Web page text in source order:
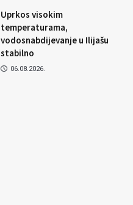
Uprkos visokim
temperaturama,
vodosnabdijevanje u Ilijašu
stabilno
06.08.2026.